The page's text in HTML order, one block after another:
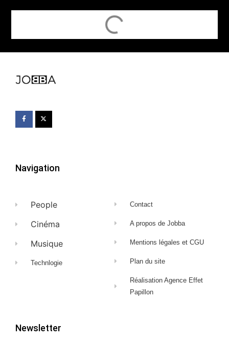
Navigation
People
Cinéma
Musique
Technlogie
Contact
A propos de Jobba
Mentions légales et CGU
Plan du site
Réalisation Agence Effet
Papillon
Newsletter